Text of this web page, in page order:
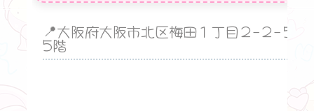
📍大阪府大阪市北区梅田１丁目２−２−５
5階